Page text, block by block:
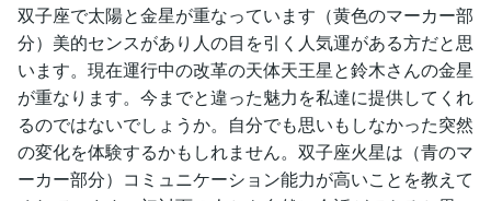
双子座で太陽と金星が重なっています（黄色のマーカー部
分）美的センスがあり人の目を引く人気運がある方だと思
います。現在運行中の改革の天体天王星と鈴木さんの金星
が重なります。今までと違った魅力を私達に提供してくれ
るのではないでしょうか。自分でも思いもしなかった突然
の変化を体験するかもしれません。双子座火星は（青のマ
ーカー部分）コミュニケーション能力が高いことを教えて